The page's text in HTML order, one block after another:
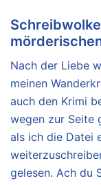
Nach der Liebe
meinen
auch den Krimi
wegen zur Seite
als ich die Datei
gelesen. Ach du